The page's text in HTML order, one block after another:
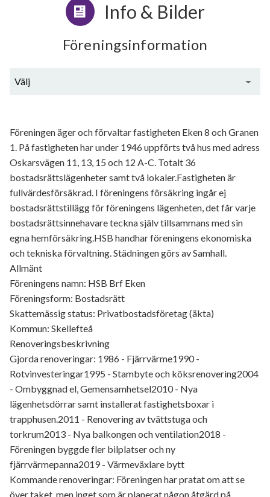
Info & Bilder
Föreningsinformation
Välj
Föreningen äger och förvaltar fastigheten Eken 8 och Granen
1. På fastigheten har under 1946 uppförts två hus med adress
Oskarsvägen 11, 13, 15 och 12 A-C. Totalt 36
bostadsrättslägenheter samt två lokaler.Fastigheten är
fullvärdesförsäkrad. I föreningens försäkring ingår ej
bostadsrättstillägg för föreningens lägenheten, det får varje
bostadsrättsinnehavare teckna själv tillsammans med sin
egna hemförsäkring.HSB handhar föreningens ekonomiska
och tekniska förvaltning. Städningen görs av Samhall.
Allmänt
Föreningens namn: HSB Brf Eken
Föreningsform: Bostadsrätt
Skattemässig status: Privatbostadsföretag (äkta)
Kommun: Skellefteå
Renoveringsbeskrivning
Gjorda renoveringar: 1986 - Fjärrvärme1990 -
Rotvinvesteringar1995 - Stambyte och köksrenovering2004
- Ombyggnad el, Gemensamhetsel2010 - Nya
lägenhetsdörrar samt installerat fastighetsboxar i
trapphusen.2011 - Renovering av tvättstuga och
torkrum2013 - Nya balkongen och ventilation2018 -
Föreningen byggde fler bilplatser och ny
fjärrvärmepanna2019 - Värmeväxlare bytt
Kommande renoveringar: Föreningen har pratat om att se
över taket, men inget som är planerat någon åtgärd på